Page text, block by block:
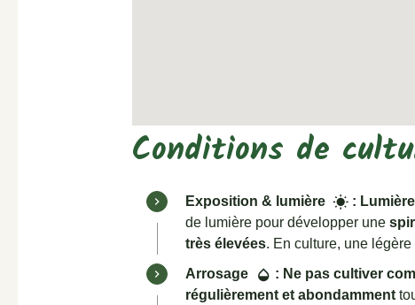
Conditions de
Exposition & lumière wb_sunny :
de lumière pour développer une
très élevées. En culture, une
Arrosage
opacity : Ne pas cultiver
régulièrement et abondamment